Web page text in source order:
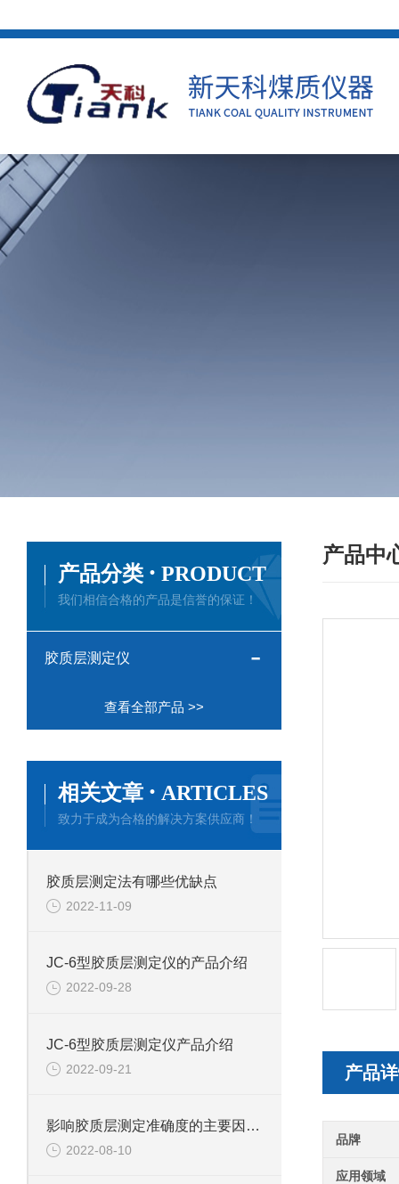
产品中
产品
品牌
应用领域
产品分类 · PRODUCT
我们相信合格的产品是信誉的保证！
胶质层测定仪
查看全部产品 >>
相关文章 · ARTICLES
致力于成为合格的解决方案供应商！
胶质层测定法有哪些优缺点
2022-11-09
JC-6型胶质层测定仪的产品介绍
2022-09-28
JC-6型胶质层测定仪产品介绍
2022-09-21
影响胶质层测定准确度的主要因素有哪些
2022-08-10